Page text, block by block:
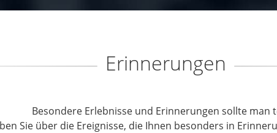
Erinnerungen
Besondere Erlebnisse und Erinnerungen sollte man
Sie über die Ereignisse, die Ihnen besonders in